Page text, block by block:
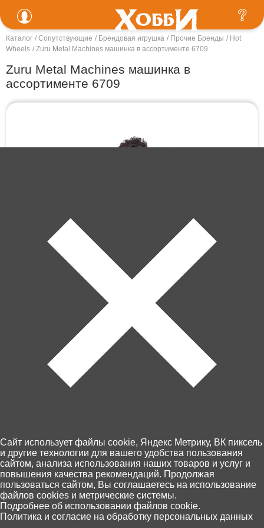
Каталог Сопутствующие Брендовая игрушка Прочие Бренды
Hot
Wheels
Zuru Metal Machines машинка в ассортименте 6709
Zuru Metal Machines машинка в
ассортименте 6709
Артикул: 6709
890 ₽ В корзину
В наличии в 1 магазинах
Пункты выдачи Хоббит
46 по Калининграду и области
10 августа, (понедельник)
Оплата - картой на сайте или при
получении
Главная Каталог Корзина
0
Избранное Поиск
Cайт использует файлы cookie, Яндекс Метрику, ВК пиксель
и другие технологии для вашего удобства пользования
сайтом, анализа использования наших товаров и услуг и
повышения качества рекомендаций. Продолжая
пользоваться сайтом, Вы соглашаетесь на использование
файлов cookies и метрические системы.
Подробнее об использовании файлов cookie.
Политика и согласие на обработку персональных данных